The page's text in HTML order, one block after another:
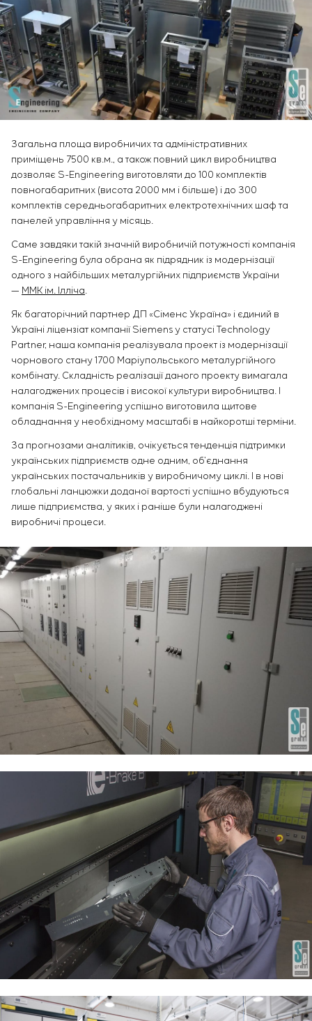
замовника
Сервісне обслуговування
Управління проєктами
Аутсорсинг
Консалтингові послуги
Індивідуальна розробка та випробування
щитового обладнання
управління
Розробка спеціальних алгоритмів
Розробка систем управління
Енергоаудит
Інфраструктура
Хімічна промисловість
Цементна промисловість
Sivacon S8
Simoprime
BESS
Вакансії
Стажування
Ветеранам
КОНТАКТИ
Загальна площа виробничих та адміністративних
приміщень 7500 кв.м., а також повний цикл виробництва
дозволяє S-Engineering виготовляти до 100 комплектів
повногабаритних (висота 2000 мм і більше) і до 300
комплектів середньогабаритних електротехнічних шаф та
панелей управління у місяць.
Саме завдяки такій значній виробничій потужності компанія
S-Engineering була обрана як підрядник із модернізації
одного з найбільших металургійних підприємств України
— ММК ім. Ілліча.
Як багаторічний партнер ДП «Сіменс Україна» і єдиний в
Україні ліцензіат компанії Siemens у статусі Technology
Partner, наша компанія реалізувала проект із модернізації
чорнового стану 1700 Маріупольського металургійного
комбінату. Складність реалізації даного проекту вимагала
налагоджених процесів і високої культури виробництва. І
компанія S-Engineering успішно виготовила щитове
обладнання у необхідному масштабі в найкоротші терміни.
За прогнозами аналітиків, очікується тенденція підтримки
українських підприємств одне одним, об’єднання
українських постачальників у виробничому циклі. І в нові
глобальні ланцюжки доданої вартості успішно вбудуються
лише підприємства, у яких і раніше були налагоджені
виробничі процеси.